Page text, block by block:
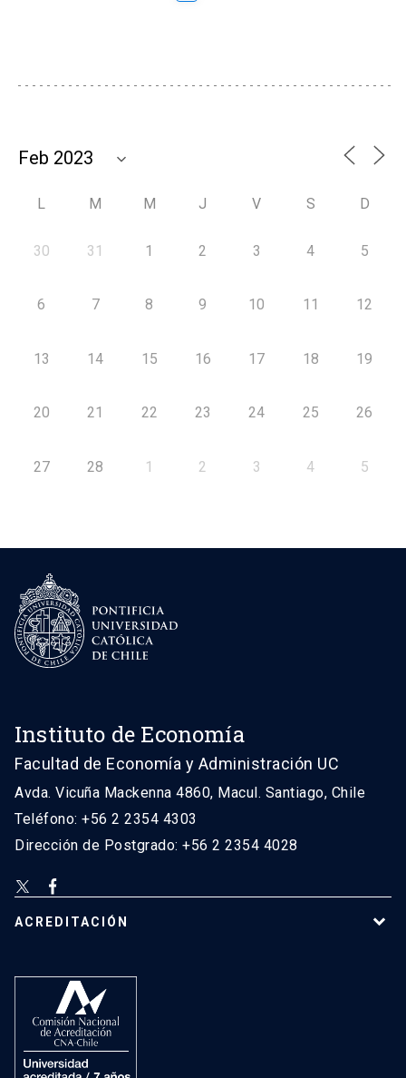
L M M J V S D
30 31 1 2 3 4 5
6 7 8 9 10 11 12
13 14 15 16 17 18 19
20 21 22 23 24 25 26
27 28 1 2 3 4 5
Instituto de Economía
Facultad de Economía y Administración UC
Avda. Vicuña Mackenna 4860, Macul. Santiago, Chile
Teléfono: +56 2 2354 4303
Dirección de Postgrado: +56 2 2354 4028
ACREDITACIÓN